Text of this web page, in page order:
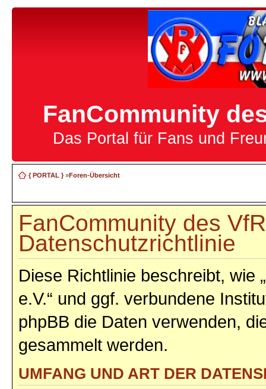
FanCommunity
Das Portal für Fans und
{ PORTAL }»Foren-Übersicht
FanCommunity des
Datenschutzrichtlinie
Diese Richtlinie beschreibt, wie
e.V.“ und ggf. verbundene
phpBB die Daten verwenden,
gesammelt werden.
UMFANG UND ART DER